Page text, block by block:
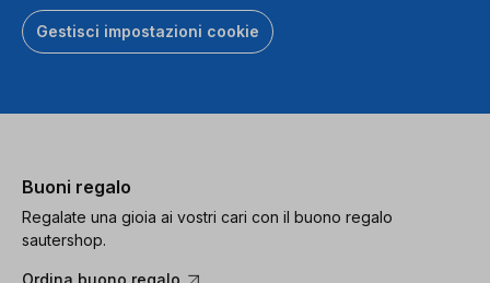
Gestisci impostazioni cookie
Buoni regalo
Regalate una gioia ai vostri cari con il buono regalo
sautershop.
Ordina buono regalo